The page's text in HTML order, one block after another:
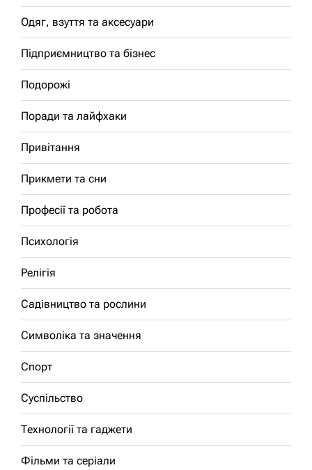
Одяг, взуття та аксесуари
Підприємництво та бізнес
Подорожі
Поради та лайфхаки
Привітання
Прикмети та сни
Професії та робота
Психологія
Релігія
Садівництво та рослини
Символіка та значення
Спорт
Суспільство
Технології та гаджети
Фільми та серіали